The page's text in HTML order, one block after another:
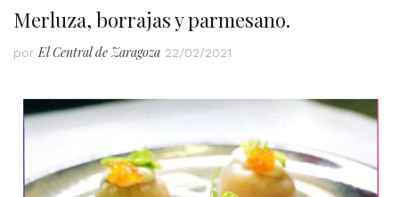
Merluza, borrajas y parmesano.
porEl Central de Zaragoza 22/02/2021